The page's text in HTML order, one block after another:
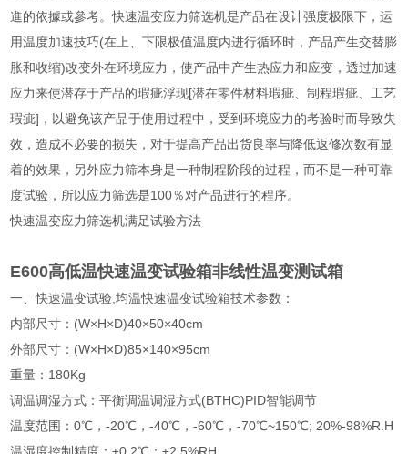
進的依據或參考。快速温变应力筛选机是产品在设计强度极限下，运
用温度加速技巧(在上、下限极值温度内进行循环时，产品产生交替膨
胀和收缩)改变外在环境应力，使产品中产生热应力和应变，透过加速
应力来使潜存于产品的瑕疵浮现[潜在零件材料瑕疵、制程瑕疵、工艺
瑕疵]，以避免该产品于使用过程中，受到环境应力的考验时而导致失
效，造成不必要的损失，对于提高产品出货良率与降低返修次数有显
着的效果，另外应力筛本身是一种制程阶段的过程，而不是一种可靠
度试验，所以应力筛选是100％对产品进行的程序。
快速温变应力筛选机满足试验方法
E600高低温快速温变试验箱非线性温变测试箱
一、快速温变试验,均温快速温变试验箱技术参数：
内部尺寸：(W×H×D)40×50×40cm
外部尺寸：(W×H×D)85×140×95cm
重量：180Kg
调温调湿方式：平衡调温调湿方式(BTHC)PID智能调节
温度范围：0℃，-20℃，-40℃，-60℃，-70℃~150℃; 20%-98%R.H
温湿度控制精度：±0.2℃；±2.5%RH